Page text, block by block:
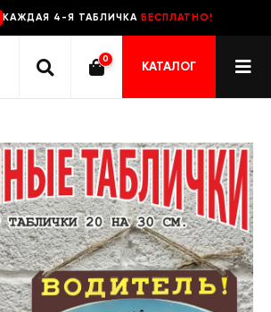
КАЖДАЯ 4-Я ТАБЛИЧКА БЕСПЛАТНО!
0
КАТАЛОГ